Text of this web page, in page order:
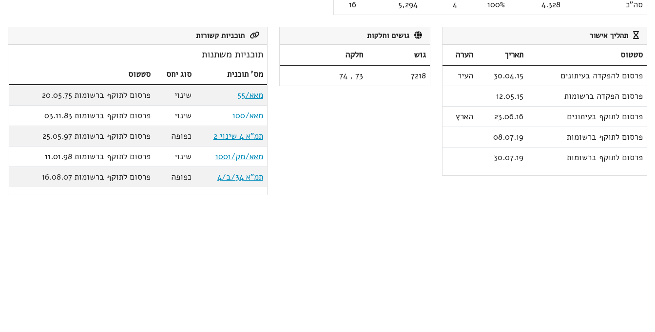
סה"כ
4.328
100%
4
5,294
16
תהליך אישור
סטטוס תאריך
הערה
פרסום להפקדה בעיתונים
30.04.15
העיר
פרסום הפקדה ברשומות
12.05.15
פרסום לתוקף בעיתונים
23.06.16
הארץ
פרסום לתוקף ברשומות
08.07.19
פרסום לתוקף ברשומות
30.07.19
גושים וחלקות
גוש
חלקה
7218
73
,
74
תוכניות קשורות
תוכניות משתנות
מס' תוכנית סוג יחס
סטטוס
מאא/55
שינוי
פרסום לתוקף ברשומות 20.05.75
מאא/100
שינוי
פרסום לתוקף ברשומות 03.11.83
תמ"א 4 שינוי 2
כפופה
פרסום לתוקף ברשומות 25.05.97
מאא/מק/1001
שינוי
פרסום לתוקף ברשומות 11.01.98
תמ"א 34/ב/4
כפופה פרסום לתוקף ברשומות 16.08.07